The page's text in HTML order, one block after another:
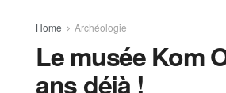
Home Archéologie
Le musée Kom
ans déjà !